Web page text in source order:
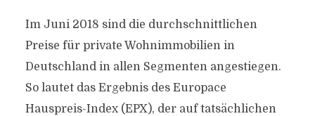
Im Juni 2018 sind die durchschnittlichen
Preise für private Wohnimmobilien in
Deutschland in allen Segmenten angestiegen.
So lautet das Ergebnis des Europace
Hauspreis-Index (EPX), der auf tatsächlichen